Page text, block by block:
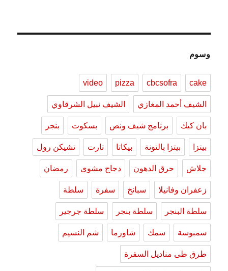
وسوم
cake
cbcsofra
pizza
video
الشيف أحمد المغازي الشيف نبيل الشرقاوي
بان كيك برنامج شيف ونص بسكوت بنجر
بيتزا بيتزا بالتونة بيكاتا تارت تشيكن رول
جلاش حرق الدهون دجاج مشوى رمضان
زعفران وفانيلا سبانخ سفرة سلطة
سلطة البنجر سلطة بنجر سلطة جرجير
سمبوسة سمك شاورما شم النسيم
طرق طى مناديل السفرة